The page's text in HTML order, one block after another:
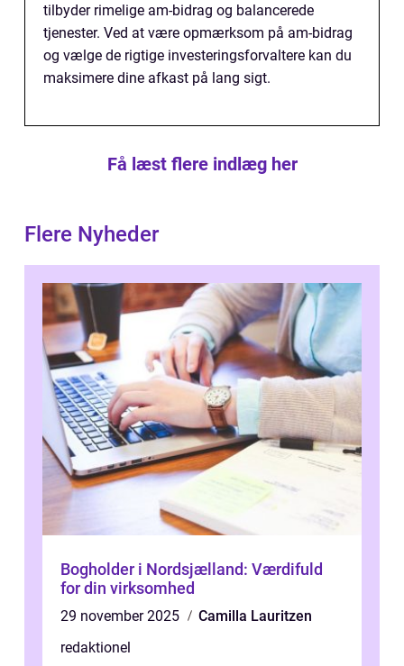
tilbyder rimelige am-bidrag og balancerede
tjenester. Ved at være opmærksom på am-bidrag
og vælge de rigtige investeringsforvaltere kan du
maksimere dine afkast på lang sigt.
Få læst flere indlæg her
Flere Nyheder
Bogholder i Nordsjælland: Værdifuld
for din virksomhed
29 november 2025
Camilla Lauritzen
redaktionel